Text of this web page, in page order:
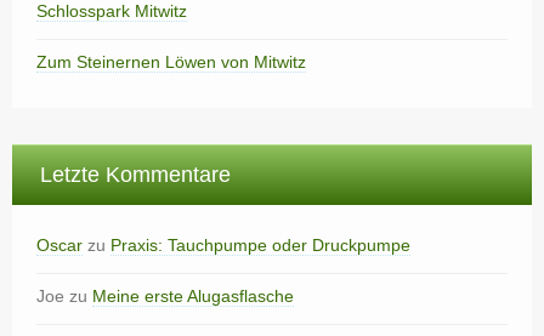
Schlosspark Mitwitz
Zum Steinernen Löwen von Mitwitz
Letzte Kommentare
Oscar zu Praxis: Tauchpumpe oder Druckpumpe
Joe zu Meine erste Alugasflasche